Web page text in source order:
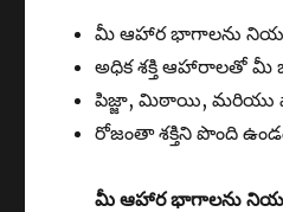
మీ ఆహార భాగాలను
అధిక శక్తి ఆహారాలతో మీ
పిజ్జా, మిఠాయి, మరియు
రోజంతా శక్తిని పొంది
మీ ఆహార భాగాలను